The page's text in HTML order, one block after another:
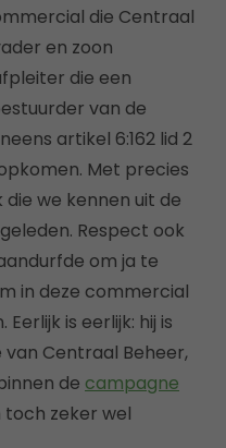
die Centraal
en zoon
die een
van de
artikel 6:162 lid 2
Met precies
we kennen uit de
Respect ook
om ja te
in deze commercial
is eerlijk: hij is
van Centraal Beheer,
de campagne
toch zeker wel